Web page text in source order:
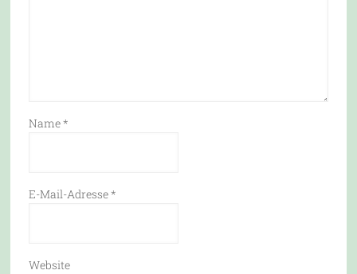
Name*
E-Mail-Adresse*
Website